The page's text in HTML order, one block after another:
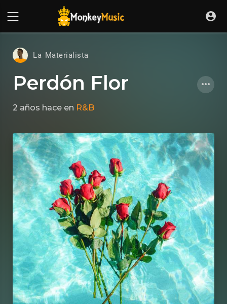
La Materialista
Perdón Flor
2 años hace en R&B